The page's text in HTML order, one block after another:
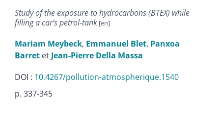
Study of the exposure to hydrocarbons (BTEX) while
filling a carʼs petrol-tank
Mariam Meybeck, Emmanuel Blet, Panxoa
Barret et Jean-Pierre Della Massa
DOI : 10.4267/pollution-atmospherique.1540
p. 337-345